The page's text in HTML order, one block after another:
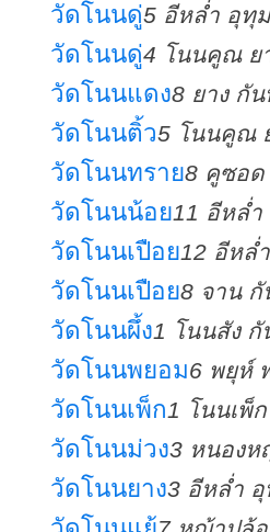
วัดโนนดู่5 อีหล่ำ อุทุ
วัดโนนดู่4 โนนคูณ ย
วัดโนนแดง8 ยาง กั
วัดโนนติ้ว5 โนนคูณ
วัดโนนทราย8 คูซอด
วัดโนนน้อย11 อีหล่ำ
วัดโนนเปือย12 อีหล่
วัดโนนเปือย8 จาน กั
วัดโนนผึ้ง1 โนนสัง กั
วัดโนนพยอม6 พยุห์
วัดโนนเพ็ก1 โนนเพ็
วัดโนนม่วง3 หนองห
วัดโนนยาง3 อีหล่ำ